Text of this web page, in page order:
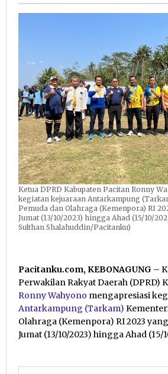
Ketua DPRD Kabupaten Pacitan Ronny
kegiatan kejuaraan Antarkampung
Pemuda dan Olahraga (Kemenpora) RI
Jumat (13/10/2023) hingga Ahad (15/10/
Sulthan Shalahuddin/Pacitanku)
Pacitanku.com, KEBONAGUNG –
Perwakilan Rakyat Daerah (DPRD)
Ronny Wahyono mengapresiasi
Antarkampung (Tarkam)
Olahraga (Kemenpora) RI 2023
Jumat (13/10/2023) hingga Ahad (15/